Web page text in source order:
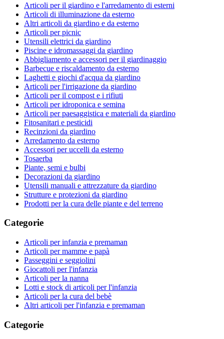
Articoli per il giardino e l'arredamento di esterni
Articoli di illuminazione da esterno
Altri articoli da giardino e da esterno
Articoli per picnic
Utensili elettrici da giardino
Piscine e idromassaggi da giardino
Abbigliamento e accessori per il giardinaggio
Barbecue e riscaldamento da esterno
Laghetti e giochi d'acqua da giardino
Articoli per l'irrigazione da giardino
Articoli per il compost e i rifiuti
Articoli per idroponica e semina
Articoli per paesaggistica e materiali da giardino
Fitosanitari e pesticidi
Recinzioni da giardino
Arredamento da esterno
Accessori per uccelli da esterno
Tosaerba
Piante, semi e bulbi
Decorazioni da giardino
Utensili manuali e attrezzature da giardino
Strutture e protezioni da giardino
Prodotti per la cura delle piante e del terreno
Categorie
Articoli per infanzia e premaman
Articoli per mamme e papà
Passeggini e seggiolini
Giocattoli per l'infanzia
Articoli per la nanna
Lotti e stock di articoli per l'infanzia
Articoli per la cura del bebè
Altri articoli per l'infanzia e premaman
Categorie